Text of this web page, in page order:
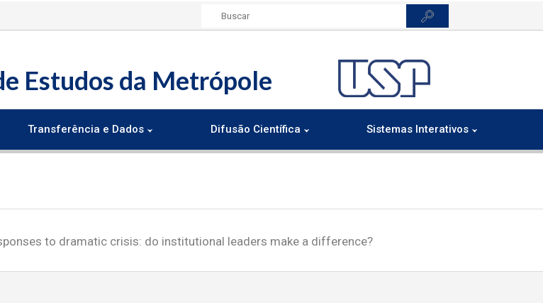
Estudos da Metrópole
Transferência e Dados Difusão Científica Sistemas Interativos
to dramatic crisis: do institutional leaders make a difference?